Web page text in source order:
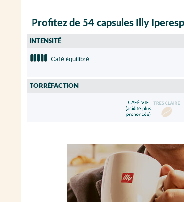
Profitez de 54 capsules Illy
INTENSITÉ
Café équilibré
TORRÉFACTION